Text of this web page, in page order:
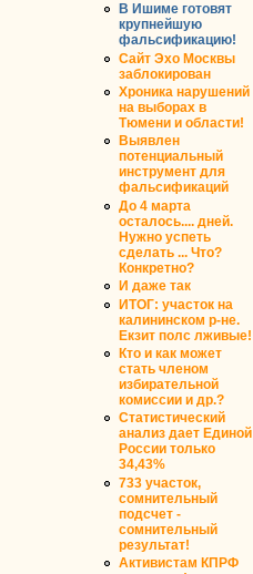
В Ишиме готовят
крупнейшую
фальсификацию!
Сайт Эхо Москвы
заблокирован
Хроника нарушений
на выборах в
Тюмени и области!
Выявлен
потенциальный
инструмент для
фальсификаций
До 4 марта
осталось.... дней.
Нужно успеть
сделать ... Что?
Конкретно?
И даже так
ИТОГ: участок на
калининском р-не.
Екзит полс лживые!
Кто и как может
стать членом
избирательной
комиссии и др.?
Статистический
анализ дает Единой
России только
34,43%
733 участок,
сомнительный
подсчет -
сомнительный
результат!
Активистам КПРФ